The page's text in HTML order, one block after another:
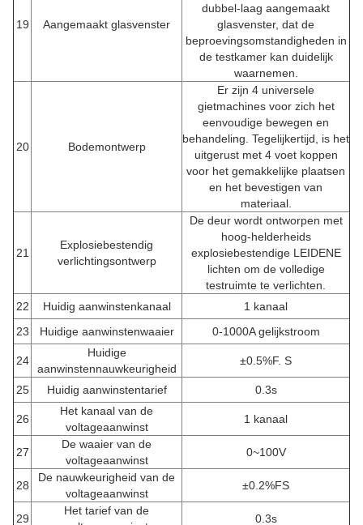
19 Aangemaakt glasvenster
dubbel-laag aangemaakt
glasvenster, dat de
beproevingsomstandigheden in
de testkamer kan duidelijk
waarnemen.
20 Bodemontwerp
Er zijn 4 universele
gietmachines voor zich het
eenvoudige bewegen en
behandeling. Tegelijkertijd, is het
uitgerust met 4 voet koppen
voor het gemakkelijke plaatsen
en het bevestigen van
materiaal.
21
Explosiebestendig
verlichtingsontwerp
De deur wordt ontworpen met
hoog-helderheids
explosiebestendige LEIDENE
lichten om de volledige
testruimte te verlichten.
22
Huidig aanwinstenkanaal
1 kanaal
23
Huidige aanwinstenwaaier 0-1000A gelijkstroom
24
Huidige
aanwinstennauwkeurigheid
±0.5%F. S
25 Huidig aanwinstentarief 0.3s
26
Het kanaal van de
voltageaanwinst
1 kanaal
27
De waaier van de
voltageaanwinst
0~100V
28
De nauwkeurigheid van de
voltageaanwinst
±0.2%FS
29
Het tarief van de
0.3s